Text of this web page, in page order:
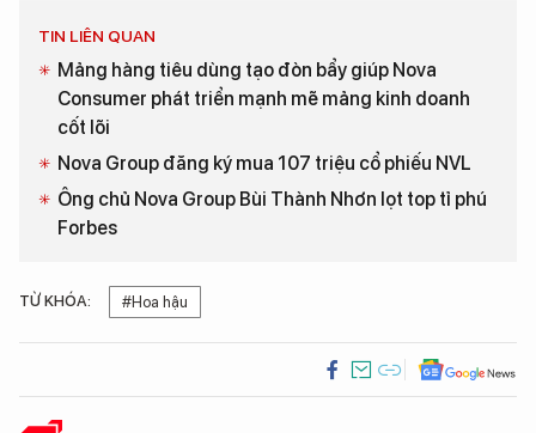
TIN LIÊN QUAN
Mảng hàng tiêu dùng tạo đòn bẩy giúp Nova
Consumer phát triển mạnh mẽ mảng kinh doanh
cốt lõi
Nova Group đăng ký mua 107 triệu cổ phiếu NVL
Ông chủ Nova Group Bùi Thành Nhơn lọt top tỉ phú
Forbes
TỪ KHÓA: #Hoa hậu